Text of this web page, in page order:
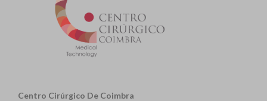
Centro Cirúrgico De Coimbra